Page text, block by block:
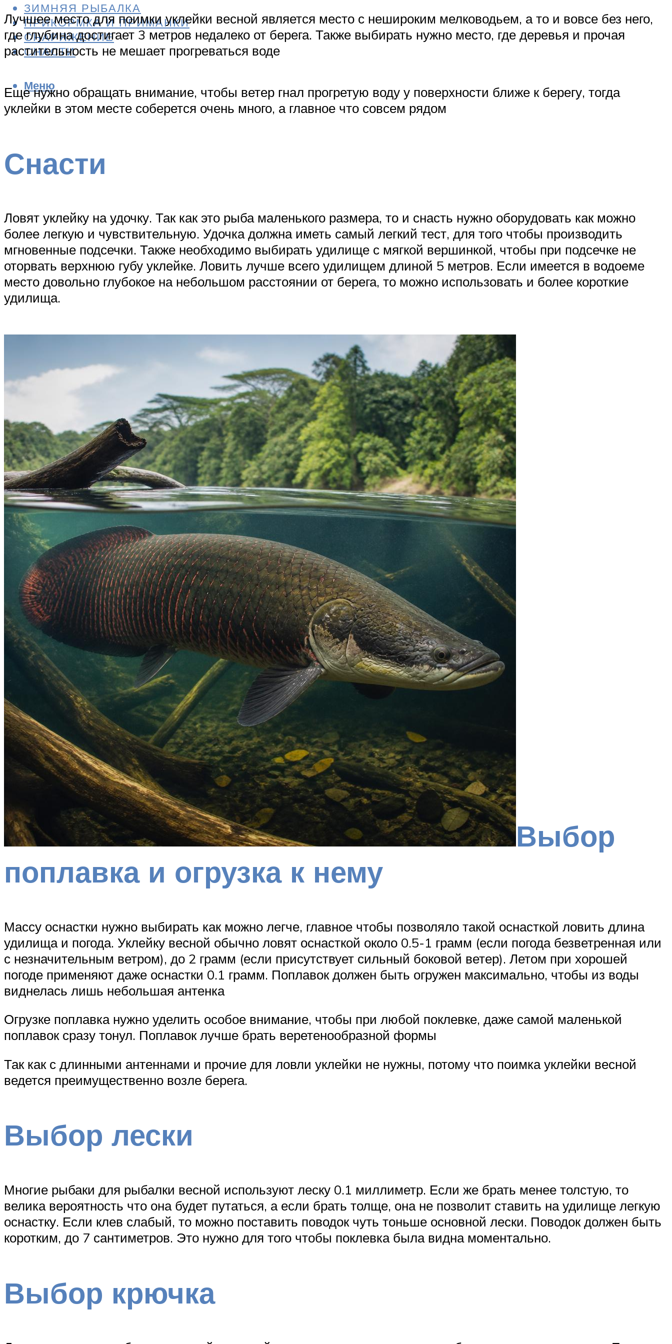
ЗИМНЯЯ РЫБАЛКА
ПРИКОРМКА И ПРИМАНКИ
СНАРЯЖЕНИЕ
СНАСТИ
Меню
Лучшее место для поимки уклейки весной является место с нешироким мелководьем, а то и вовсе без него,
где глубина достигает 3 метров недалеко от берега. Также выбирать нужно место, где деревья и прочая
растительность не мешает прогреваться воде
Еще нужно обращать внимание, чтобы ветер гнал прогретую воду у поверхности ближе к берегу, тогда
уклейки в этом месте соберется очень много, а главное что совсем рядом
Снасти
Ловят уклейку на удочку. Так как это рыба маленького размера, то и снасть нужно оборудовать как можно
более легкую и чувствительную. Удочка должна иметь самый легкий тест, для того чтобы производить
мгновенные подсечки. Также необходимо выбирать удилище с мягкой вершинкой, чтобы при подсечке не
оторвать верхнюю губу уклейке. Ловить лучше всего удилищем длиной 5 метров. Если имеется в водоеме
место довольно глубокое на небольшом расстоянии от берега, то можно использовать и более короткие
удилища.
Выбор
поплавка и огрузка к нему
Массу оснастки нужно выбирать как можно легче, главное чтобы позволяло такой оснасткой ловить длина
удилища и погода. Уклейку весной обычно ловят оснасткой около 0.5-1 грамм (если погода безветренная или
с незначительным ветром), до 2 грамм (если присутствует сильный боковой ветер). Летом при хорошей
погоде применяют даже оснастки 0.1 грамм. Поплавок должен быть огружен максимально, чтобы из воды
виднелась лишь небольшая антенка
Огрузке поплавка нужно уделить особое внимание, чтобы при любой поклевке, даже самой маленькой
поплавок сразу тонул. Поплавок лучше брать веретенообразной формы
Так как с длинными антеннами и прочие для ловли уклейки не нужны, потому что поимка уклейки весной
ведется преимущественно возле берега.
Выбор лески
Многие рыбаки для рыбалки весной используют леску 0.1 миллиметр. Если же брать менее толстую, то
велика вероятность что она будет путаться, а если брать толще, она не позволит ставить на удилище легкую
оснастку. Если клев слабый, то можно поставить поводок чуть тоньше основной лески. Поводок должен быть
коротким, до 7 сантиметров. Это нужно для того чтобы поклевка была видна моментально.
Выбор крючка